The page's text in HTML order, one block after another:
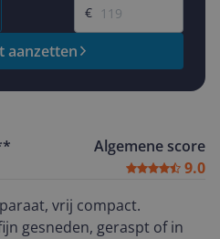
€
aanzetten
Algemene score
9.0
vrij compact.
gesneden, geraspt of in